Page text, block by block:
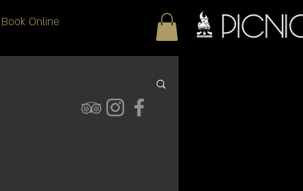
Book Online